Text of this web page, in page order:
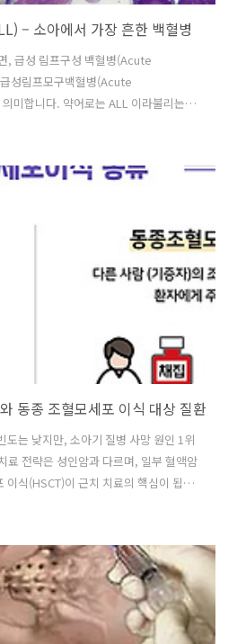
– 소아에서 가장 흔한 백혈병
, 급성 림프구성 백혈병(Acute
성림프모구백혈병(Acute
합니다. 약어로는 ALL 이라불리는
률이 가장 높은 혈액암입니다. 골수에
식하여 정상 조혈 기능을 억제하고, 전
로 등이 나타나며, 혈소판 감소로 인해서
관..
동종 조혈모세포 이식 대상 질환
도는 낮지만, 소아기 질병 사망 원인 1위
료 전략은 성인암과 다르며, 일부 혈액암
이식(HSCT)이 근치 치료의 핵심이 됩니
많은 차이를 보입니다. 전체 소아암에
육종 이러한 순서로 나타납니다. 이중에
펴보면, 1위: 뇌종양 2위: 신경모세포
직육종 5위: 골종양 이처럼 혈액암이 가
종 조혈모세포 이식(HSCT, Allogeneic